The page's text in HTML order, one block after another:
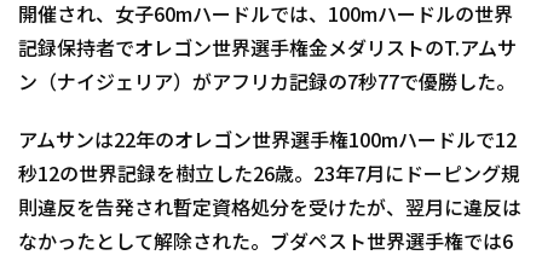
開催され、女子60mハードルでは、100mハードルの世界
記録保持者でオレゴン世界選手権金メダリストのT.アムサ
ン（ナイジェリア）がアフリカ記録の7秒77で優勝した。
アムサンは22年のオレゴン世界選手権100mハードルで12
秒12の世界記録を樹立した26歳。23年7月にドーピング規
則違反を告発され暫定資格処分を受けたが、翌月に違反は
なかったとして解除された。ブダペスト世界選手権では6